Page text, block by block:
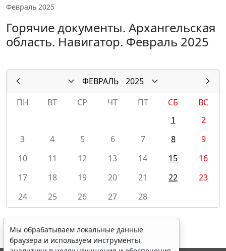
Февраль 2025
Горячие документы. Архангельская
область. Навигатор. Февраль 2025
ФЕВРАЛЬ
2025
ПН
ВТ СР ЧТ ПТ СБ
ВС
1
2
3
4 5 6 7 8
9
10
11 12 13 14 15
16
17
18 19 20 21 22
23
24
25 26 27 28
Мы обрабатываем локальные данные
браузера и используем инструменты